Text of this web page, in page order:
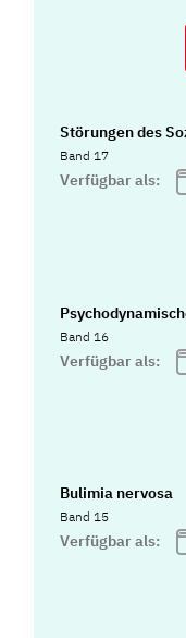
Störungen des
Band 17
Verfügbar als:
Band 16
Verfügbar als:
Bulimia nervosa
Band 15
Verfügbar als: